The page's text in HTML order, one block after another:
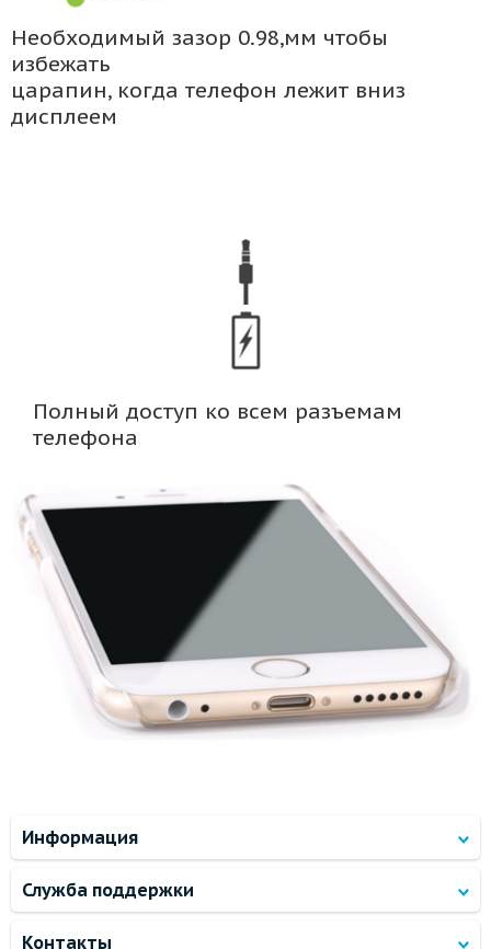
Необходимый зазор 0.98,мм чтобы
избежать
царапин, когда телефон лежит вниз
дисплеем
Полный доступ ко всем разъемам
телефона
Информация
Служба поддержки
Контакты